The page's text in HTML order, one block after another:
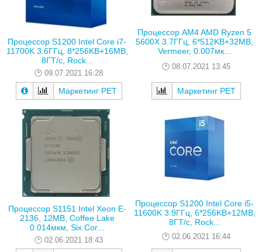
Процессор S1200 Intel Core i7-
11700K 3.6ГГц, 8*256KB+16MB,
8ГТ/с, Rock...
09.07.2021 16:28
Маркетинг РЕТ
Процессор AM4 AMD Ryzen 5
5600X 3.7ГГц, 6*512KB+32MB,
Vermeer, 0.007мк...
08.07.2021 13:45
Маркетинг РЕТ
Процессор S1151 Intel Xeon E-
2136, 12MB, Coffee Lake
0.014мкм, Six Cor...
02.06.2021 18:43
Процессор S1200 Intel Core i5-
11600K 3.9ГГц, 6*256KB+12MB,
8ГТ/с, Rock...
02.06.2021 16:44